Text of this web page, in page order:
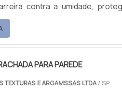
contra a umidade,
reduz a temperatura
o conforto térmico e
ótima cobertura, fácil
PARA PAREDE
TEXTURAS E ARGAMSSAS LTDA/ SP